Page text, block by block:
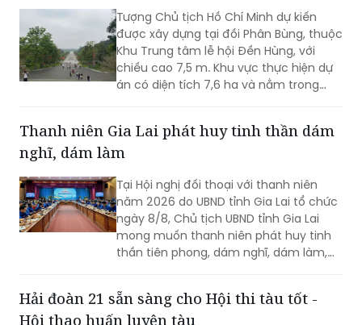
Tượng Chủ tịch Hồ Chí Minh dự kiến
được xây dựng tại đồi Phân Bùng, thuộc
Khu Trung tâm lễ hội Đền Hùng, với
chiều cao 7,5 m. Khu vực thực hiện dự
án có diện tích 7,6 ha và nằm trong
Thanh niên Gia Lai phát huy tinh thần dám
nghĩ, dám làm
Tại Hội nghị đối thoại với thanh niên
năm 2026 do UBND tỉnh Gia Lai tổ chức
ngày 8/8, Chủ tịch UBND tỉnh Gia Lai
mong muốn thanh niên phát huy tinh
thần tiên phong, dám nghĩ, dám làm,
phát triển của quê hương.
Hải đoàn 21 sẵn sàng cho Hội thi tàu tốt -
Hội thao huấn luyện tàu